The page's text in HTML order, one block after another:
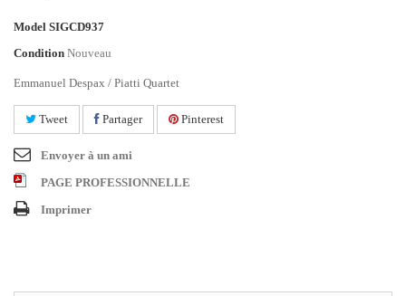
Model SIGCD937
Condition Nouveau
Emmanuel Despax / Piatti Quartet
Tweet Partager Pinterest
Envoyer à un ami
PAGE PROFESSIONNELLE
Imprimer